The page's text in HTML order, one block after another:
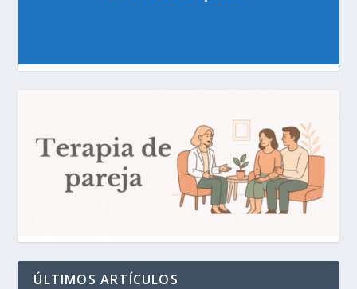
ÚLTIMOS ARTÍCULOS